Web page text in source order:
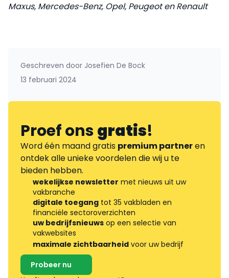
Maxus, Mercedes-Benz, Opel, Peugeot en Renault
Geschreven door Josefien De Bock
13 februari 2024
Proef onsgratis!
Word één maand gratis premium partneren
ontdek alle unieke voordelen die wij u te
bieden hebben.
wekelijkse newsletter met nieuws uit uw
vakbranche
digitale toegang tot 35 vakbladen en
financiële sectoroverzichten
uw bedrijfsnieuws op een selectie van
vakwebsites
maximale zichtbaarheid voor uw bedrijf
Probeer nu